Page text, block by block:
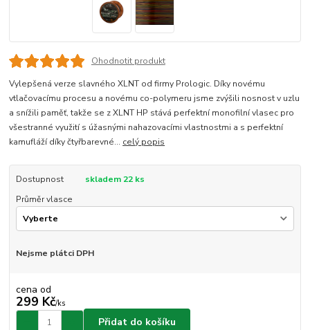
Ohodnotit produkt
Vylepšená verze slavného XLNT od firmy Prologic. Díky novému
vtlačovacímu procesu a novému co-polymeru jsme zvýšili nosnost v uzlu
a snížili paměť, takže se z XLNT HP stává perfektní monofilní vlasec pro
všestranné využití s úžasnými nahazovacími vlastnostmi a s perfektní
kamufláží díky čtyřbarevné... celý popis
Dostupnost
skladem 22 ks
Průměr vlasce
Nejsme plátci DPH
cena od
299 Kč/ks
Přidat do košíku